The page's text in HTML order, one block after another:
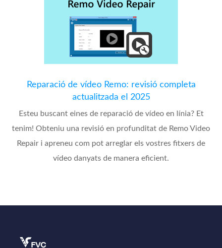
Reparació de vídeo Remo: revisió completa
actualitzada el 2025
Esteu buscant eines de reparació de vídeo en línia? Et
tenim! Obteniu una revisió en profunditat de Remo Video
Repair i apreneu com pot arreglar els vostres fitxers de
vídeo danyats de manera eficient.